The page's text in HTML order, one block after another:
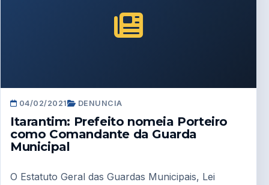
04/02/2021 DENUNCIA
Itarantim: Prefeito nomeia Porteiro
como Comandante da Guarda
Municipal
O Estatuto Geral das Guardas Municipais, Lei